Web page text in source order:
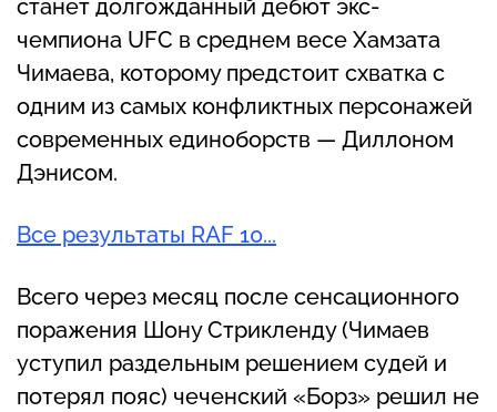
станет долгожданный дебют экс-
чемпиона UFC в среднем весе Хамзата
Чимаева, которому предстоит схватка с
одним из самых конфликтных персонажей
современных единоборств — Диллоном
Дэнисом.
Все результаты RAF 10...
Всего через месяц после сенсационного
поражения Шону Стрикленду (Чимаев
уступил раздельным решением судей и
потерял пояс) чеченский «Борз» решил не